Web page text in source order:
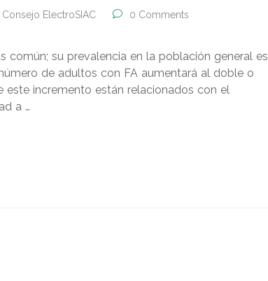
Consejo ElectroSIAC 0 Comments
común; su prevalencia en la población general es
de adultos con FA aumentará al doble o
este incremento están relacionados con el
a …